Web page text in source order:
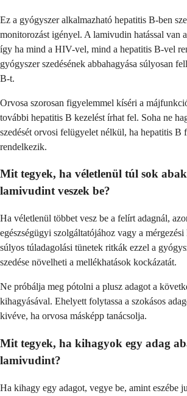
Ez a gyógyszer alkalmazható hepatitis B-ben
monitorozást igényel. A lamivudin hatással van
így ha mind a HIV-vel, mind a hepatitis B-vel
gyógyszer szedésének abbahagyása súlyosan
B-t.
Orvosa szorosan figyelemmel kíséri a
további hepatitis B kezelést írhat fel. Soha ne
szedését orvosi felügyelet nélkül, ha hepatitis B
rendelkezik.
Mit tegyek, ha véletlenül túl sok
lamivudint veszek be?
Ha véletlenül többet vesz be a felírt adagnál,
egészségügyi szolgáltatójához vagy a
súlyos túladagolási tünetek ritkák ezzel a
szedése növelheti a mellékhatások kockázatát.
Ne próbálja meg pótolni a plusz adagot a
kihagyásával. Ehelyett folytassa a szokásos
kivéve, ha orvosa másképp tanácsolja.
Mit tegyek, ha kihagyok egy adag
lamivudint?
Ha kihagy egy adagot, vegye be, amint eszébe